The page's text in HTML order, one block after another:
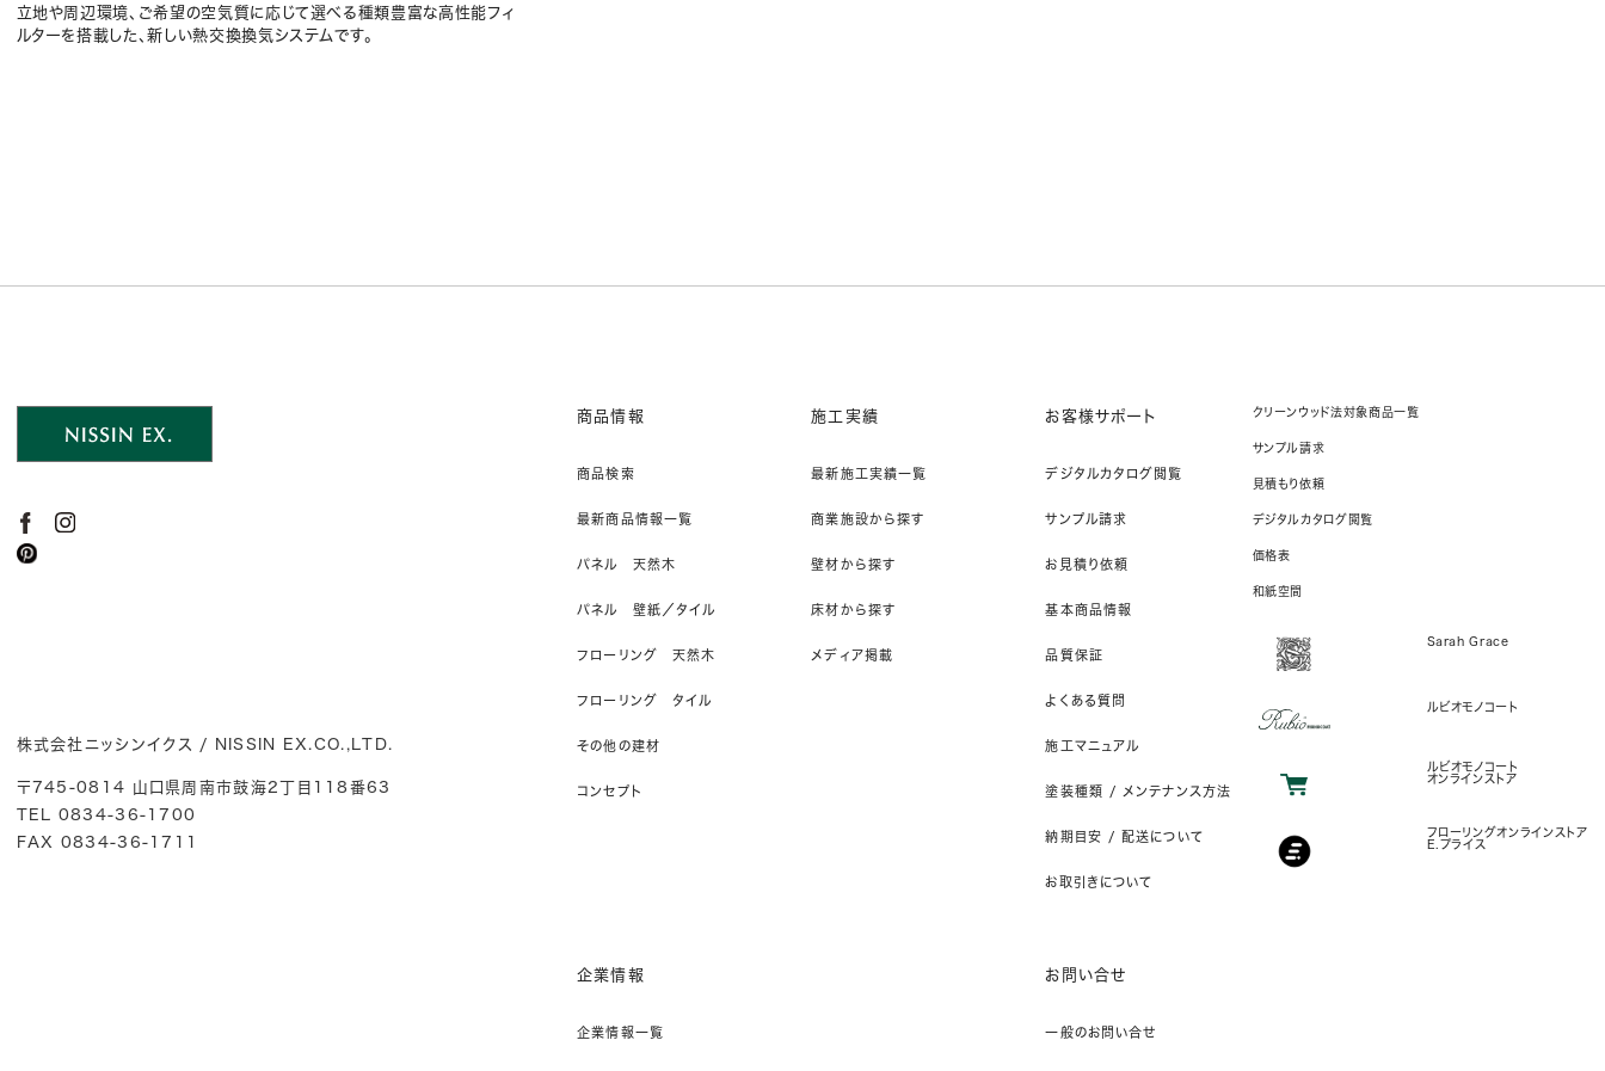
立地や周辺環境、ご希望の空気質に応じて選べる種類豊富な高性能フィ
ルターを搭載した、新しい熱交換換気システムです。
株式会社ニッシンイクス / NISSIN EX.CO.,LTD.
〒745-0814 山口県周南市鼓海2丁目118番63
TEL 0834-36-1700
FAX 0834-36-1711
商品情報
商品検索
最新商品情報一覧
パネル 天然木
パネル 壁紙／タイル
フローリング 天然木
フローリング タイル
その他の建材
コンセプト
施工実績
最新施工実績一覧
商業施設から探す
壁材から探す
床材から探す
メディア掲載
お客様サポート
デジタルカタログ閲覧
サンプル請求
お見積り依頼
基本商品情報
品質保証
よくある質問
施工マニュアル
塗装種類 / メンテナンス方法
納期目安 / 配送について
お取引きについて
企業情報
企業情報一覧
お問い合せ
一般のお問い合せ
クリーンウッド法対象商品一覧
サンプル請求
見積もり依頼
デジタルカタログ閲覧
価格表
和紙空間
Sarah Grace
ルビオモノコート
ルビオモノコート
オンラインストア
フローリングオンラインストア
E.プライス